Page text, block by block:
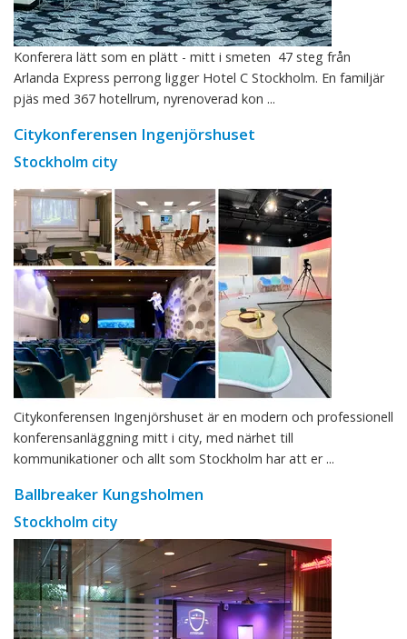
Konferera lätt som en plätt - mitt i smeten 47 steg från
Arlanda Express perrong ligger Hotel C Stockholm. En familjär
pjäs med 367 hotellrum, nyrenoverad kon ...
Citykonferensen Ingenjörshuset
Stockholm city
Citykonferensen Ingenjörshuset är en modern och professionell
konferensanläggning mitt i city, med närhet till
kommunikationer och allt som Stockholm har att er ...
Ballbreaker Kungsholmen
Stockholm city